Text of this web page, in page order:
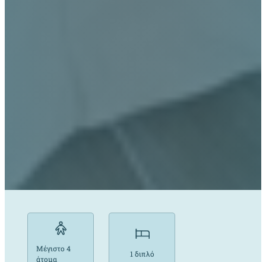
Μέγιστο 4
άτομα
1 διπλό